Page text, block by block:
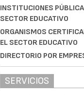
INSTITUCIONES
SECTOR EDUCATIVO
ORGANISMOS
EL SECTOR EDUCATIVO
DIRECTORIO POR
SERVICIOS